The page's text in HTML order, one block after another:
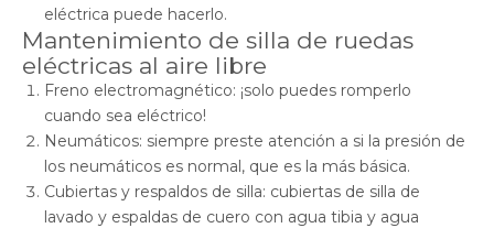
eléctrica puede hacerlo.
Mantenimiento de silla de ruedas
eléctricas al aire libre
Freno electromagnético: ¡solo puedes romperlo
cuando sea eléctrico!
Neumáticos: siempre preste atención a si la presión de
los neumáticos es normal, que es la más básica.
Cubiertas y respaldos de silla: cubiertas de silla de
lavado y espaldas de cuero con agua tibia y agua